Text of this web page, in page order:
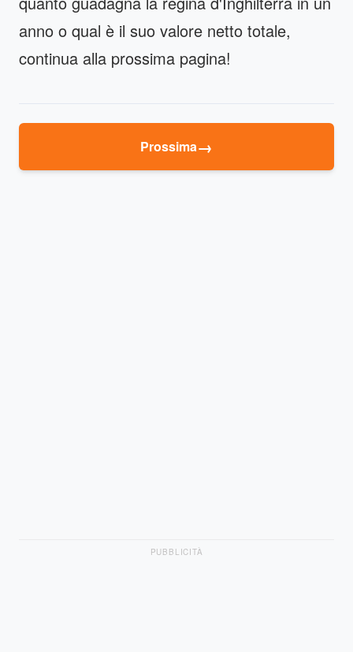
anno o qual è il suo valore netto totale,
continua alla prossima pagina!
Prossima→
PUBBLICITÀ